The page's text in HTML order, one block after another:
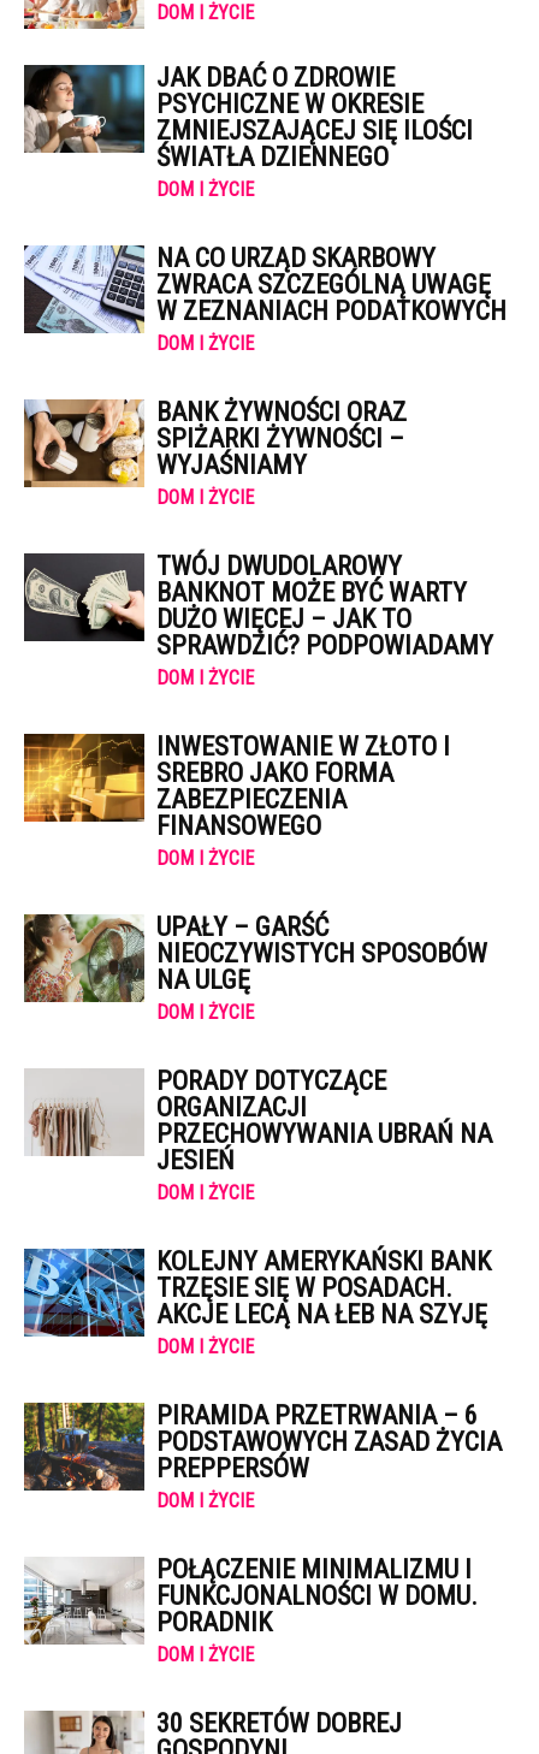
DOM I ŻYCIE
JAK DBAĆ O ZDROWIE
PSYCHICZNE W OKRESIE
ZMNIEJSZAJĄCEJ SIĘ ILOŚCI
ŚWIATŁA DZIENNEGO
DOM I ŻYCIE
NA CO URZĄD SKARBOWY
ZWRACA SZCZEGÓLNĄ UWAGĘ
W ZEZNANIACH PODATKOWYCH
DOM I ŻYCIE
BANK ŻYWNOŚCI ORAZ
SPIŻARKI ŻYWNOŚCI –
WYJAŚNIAMY
DOM I ŻYCIE
TWÓJ DWUDOLAROWY
BANKNOT MOŻE BYĆ WARTY
DUŻO WIĘCEJ – JAK TO
SPRAWDZIĆ? PODPOWIADAMY
DOM I ŻYCIE
INWESTOWANIE W ZŁOTO I
SREBRO JAKO FORMA
ZABEZPIECZENIA
FINANSOWEGO
DOM I ŻYCIE
UPAŁY – GARŚĆ
NIEOCZYWISTYCH SPOSOBÓW
NA ULGĘ
DOM I ŻYCIE
PORADY DOTYCZĄCE
ORGANIZACJI
PRZECHOWYWANIA UBRAŃ NA
JESIEŃ
DOM I ŻYCIE
KOLEJNY AMERYKAŃSKI BANK
TRZĘSIE SIĘ W POSADACH.
AKCJE LECĄ NA ŁEB NA SZYJĘ
DOM I ŻYCIE
PIRAMIDA PRZETRWANIA – 6
PODSTAWOWYCH ZASAD ŻYCIA
PREPPERSÓW
DOM I ŻYCIE
POŁĄCZENIE MINIMALIZMU I
FUNKCJONALNOŚCI W DOMU.
PORADNIK
DOM I ŻYCIE
30 SEKRETÓW DOBREJ